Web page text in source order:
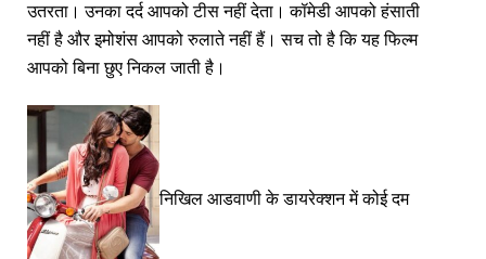
उतरता। उनका दर्द आपको टीस नहीं देता। कॉमेडी आपको हंसाती
नहीं है और इमोशंस आपको रुलाते नहीं हैं। सच तो है कि यह फिल्म
आपको बिना छुए निकल जाती है।
निखिल आडवाणी के डायरेक्शन में कोई दम